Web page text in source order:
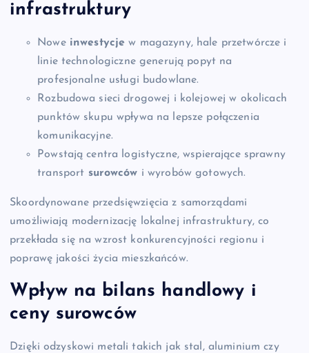
infrastruktury
Nowe inwestycje w magazyny, hale przetwórcze i
linie technologiczne generują popyt na
profesjonalne usługi budowlane.
Rozbudowa sieci drogowej i kolejowej w okolicach
punktów skupu wpływa na lepsze połączenia
komunikacyjne.
Powstają centra logistyczne, wspierające sprawny
transport surowców i wyrobów gotowych.
Skoordynowane przedsięwzięcia z samorządami
umożliwiają modernizację lokalnej infrastruktury, co
przekłada się na wzrost konkurencyjności regionu i
poprawę jakości życia mieszkańców.
Wpływ na bilans handlowy i
ceny surowców
Dzięki odzyskowi metali takich jak stal, aluminium czy